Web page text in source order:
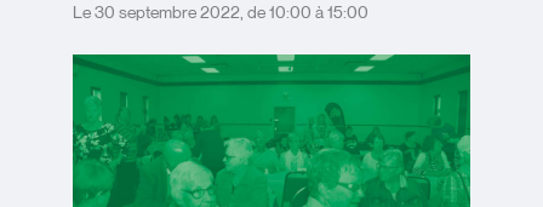
Le 30 septembre 2022, de 10:00 à 15:00